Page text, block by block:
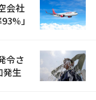
会社
」
令さ
発生